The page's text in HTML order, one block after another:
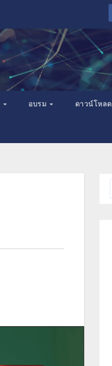
อบรม ดาวน์โหลด